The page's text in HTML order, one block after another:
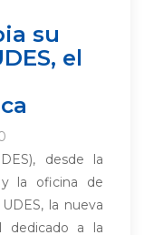
su
el
desde la
y la oficina de
la nueva
dedicado a la